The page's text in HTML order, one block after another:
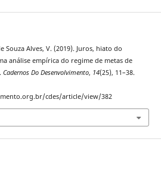
Souza Alves, V. (2019). Juros, hiato do
análise empírica do regime de metas de
Cadernos Do Desenvolvimento, 14(25), 11–38.
cdes/article/view/382